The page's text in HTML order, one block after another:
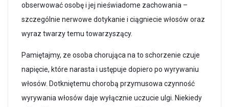
obserwować osobę i jej nieświadome zachowania –
szczególnie nerwowe dotykanie i ciągniecie włosów oraz
wyraz twarzy temu towarzyszący.
Pamiętajmy, ze osoba chorująca na to schorzenie czuje
napięcie, które narasta i ustępuje dopiero po wyrywaniu
włosów. Dotkniętemu chorobą przymusowa czynność
wyrywania włosów daje wyłącznie uczucie ulgi. Niekiedy